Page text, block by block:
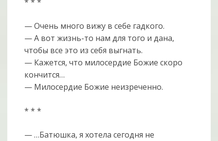
— Очень много вижу в себе гадкого.
— А вот жизнь-то нам для того и дана,
чтобы все это из себя выгнать.
— Кажется, что милосердие Божие скоро
кончится…
— Милосердие Божие неизреченно.
* * *
— …Батюшка, я хотела сегодня не